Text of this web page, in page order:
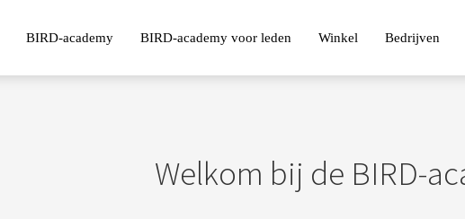
BIRD-academy BIRD-academy voor leden Winkel Bedrijven
Welkom bij de BIRD-